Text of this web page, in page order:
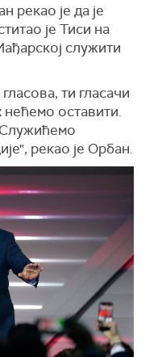
рекао је да је
је Тиси на
служити
ти гласачи
нећемо оставити.
рекао је Орбан.